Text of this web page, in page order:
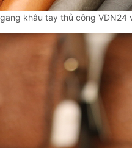
khâu tay thủ công VDN24